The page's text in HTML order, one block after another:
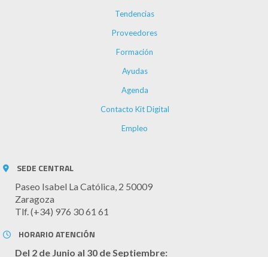
Tendencias
Proveedores
Formación
Ayudas
Agenda
Contacto Kit Digital
Empleo
SEDE CENTRAL
Paseo Isabel La Católica, 2 50009
Zaragoza
Tlf. (+34) 976 30 61 61
HORARIO ATENCIÓN
Del 2 de Junio al 30 de Septiembre: